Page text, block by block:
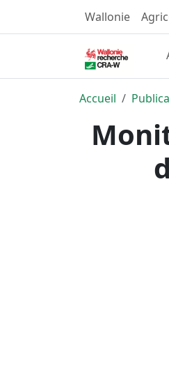
Wallonie
Accueil